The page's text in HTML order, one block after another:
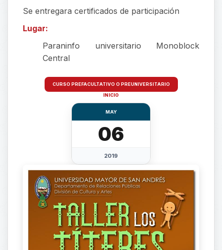
CURSO PREFACULTATIVO O PREUNIVERSITARIO
INICIO
MAY
06
2019
Se entregara certificados de participación
Lugar:
Paraninfo universitario Monoblock
Central